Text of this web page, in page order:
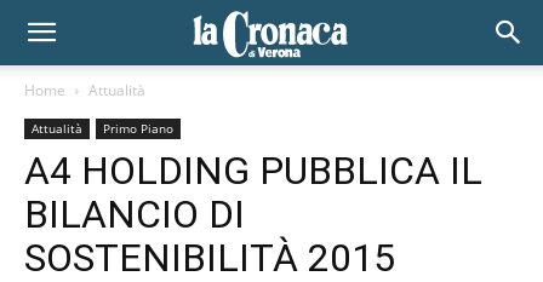
Home Attualità
Attualità Primo Piano
A4 HOLDING PUBBLICA IL
BILANCIO DI
SOSTENIBILITÀ 2015